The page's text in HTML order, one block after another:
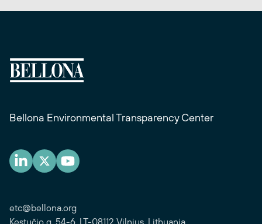
Bellona Environmental Transparency Center
etc@bellona.org
Kęstučio g. 54-6, LT-08112 Vilnius, Lithuania